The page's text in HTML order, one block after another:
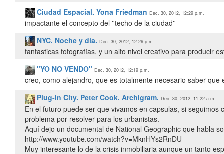
Ciudad Espacial. Yona Friedman Dec. 30, 2012, 12:29 p.m.
impactante el concepto del ''techo de la ciudad''
NYC. Noche y día. Dec. 30, 2012, 12:26 p.m.
fantasticas fotografías, y un alto nivel creativo para producir
"YO NO VENDO" Dec. 30, 2012, 12:19 p.m.
creo, como alejandro, que es totalmente necesario saber
Plug-in City. Peter Cook. Archigram. Dec. 30, 2012, 11:22 a.m.
En el futuro puede ser que vivamos en capsulas, si
problema por resolver para los urbanistas.
Aquí dejo un documental de National Geographic que habla
http://www.youtube.com/watch?v=MknHYs2RnDU
Muy interesante lo de la crisis inmobiliaria aunque un tanto